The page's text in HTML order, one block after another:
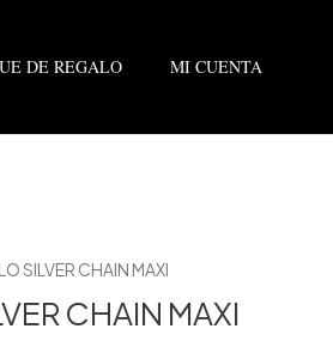
DE REGALO MI CUENTA
SILVER CHAIN MAXI
CHAIN MAXI